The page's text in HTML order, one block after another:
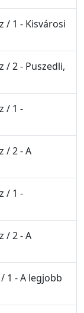
/ 1 - Kisvárosi
/ 2 - Puszedli,
/ 1 -
/ 2 - A
/ 1 -
/ 2 - A
1 - A legjobb